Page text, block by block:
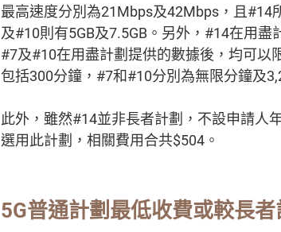
最高速度分別為21Mbps及42Mbps，且#14
及#10則有5GB及7.5GB。另外，#14在用
#7及#10在用盡計劃提供的數據後，均可以
包括300分鐘，#7和#10分別為無限分鐘及
此外，雖然#14並非長者計劃，不設申請人
選用此計劃，相關費用合共$504。
5G普通計劃最低收費或較長